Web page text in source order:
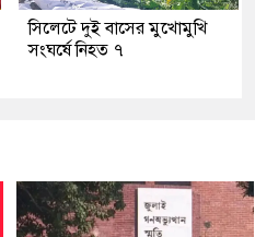
সিলেটে দুই বাসের মুখোমুখি
সংঘর্ষে নিহত ৭